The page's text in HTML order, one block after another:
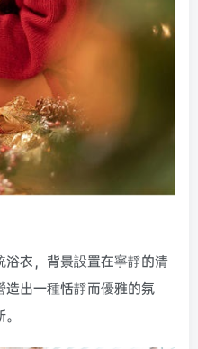
衣，背景設置在寧靜的清
造出一種恬靜而優雅的氛